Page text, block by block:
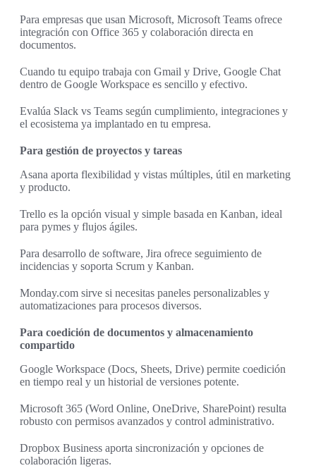
Para empresas que usan Microsoft, Microsoft Teams ofrece
integración con Office 365 y colaboración directa en
documentos.
Cuando tu equipo trabaja con Gmail y Drive, Google Chat
dentro de Google Workspace es sencillo y efectivo.
Evalúa Slack vs Teams según cumplimiento, integraciones y
el ecosistema ya implantado en tu empresa.
Para gestión de proyectos y tareas
Asana aporta flexibilidad y vistas múltiples, útil en marketing
y producto.
Trello es la opción visual y simple basada en Kanban, ideal
para pymes y flujos ágiles.
Para desarrollo de software, Jira ofrece seguimiento de
incidencias y soporta Scrum y Kanban.
Monday.com sirve si necesitas paneles personalizables y
automatizaciones para procesos diversos.
Para coedición de documentos y almacenamiento
compartido
Google Workspace (Docs, Sheets, Drive) permite coedición
en tiempo real y un historial de versiones potente.
Microsoft 365 (Word Online, OneDrive, SharePoint) resulta
robusto con permisos avanzados y control administrativo.
Dropbox Business aporta sincronización y opciones de
colaboración ligeras.